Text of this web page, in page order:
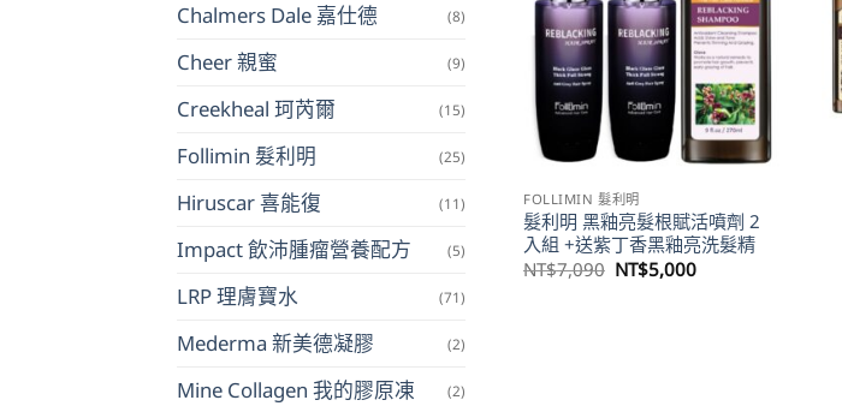
Chalmers Dale 嘉仕德 (8)
Cheer 親蜜 (9)
Creekheal 珂芮爾 (15)
Follimin 髮利明 (25)
Hiruscar 喜能復 (11)
Impact 飲沛腫瘤營養配方 (5)
LRP 理膚寶水 (71)
Mederma 新美德凝膠 (2)
Mine Collagen 我的膠原凍 (2)
FOLLIMIN 髮利明
髮利明 黑釉亮髮根賦活噴劑 2
入組 +送紫丁香黑釉亮洗髮精
NT$7,090 原
NT$5,000目